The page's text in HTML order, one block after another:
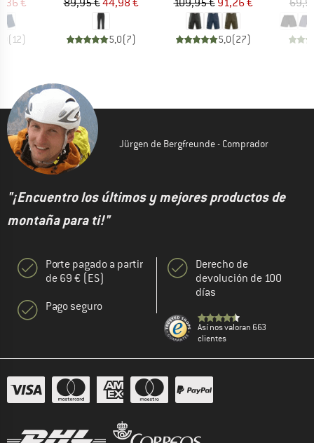
€
(12)
89,95 €44,98 €
5,0(7)
109,95 € 91,26 €
5,0(27)
Jürgen de Bergfreunde - Comprador
"¡Encuentro los últimos y mejores productos de
montaña para ti!"
Porte pagado a partir
de 69 € (ES)
Pago seguro
Derecho de
devolución de 100
días
Así nos valoran 663
clientes